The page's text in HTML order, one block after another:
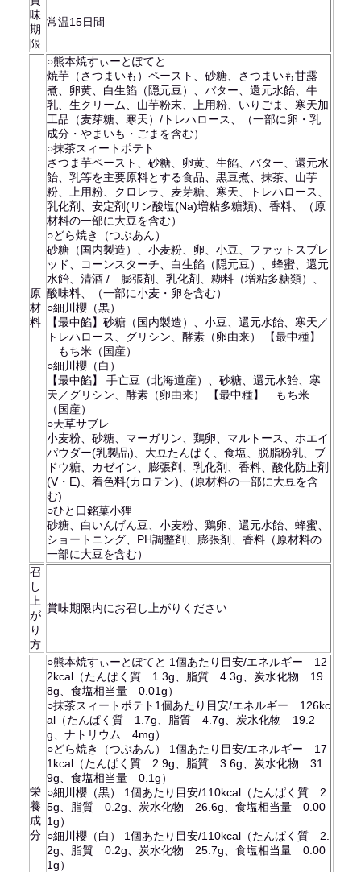
味
期
限
常温15日間
原
材
料
○熊本焼すぃーとぽてと
焼芋（さつまいも）ペースト、砂糖、さつまいも甘露
煮、卵黄、白生餡（隠元豆）、バター、還元水飴、牛
乳、生クリーム、山芋粉末、上用粉、いりごま、寒天加
工品（麦芽糖、寒天）/トレハロース、（一部に卵・乳
成分・やまいも・ごまを含む）
○抹茶スィートポテト
さつま芋ペースト、砂糖、卵黄、生餡、バター、還元水
飴、乳等を主要原料とする食品、黒豆煮、抹茶、山芋
粉、上用粉、クロレラ、麦芽糖、寒天、トレハロース、
乳化剤、安定剤(リン酸塩(Na)増粘多糖類)、香料、（原
材料の一部に大豆を含む）
○どら焼き（つぶあん）
砂糖（国内製造）、小麦粉、卵、小豆、ファットスプレ
ッド、コーンスターチ、白生餡（隠元豆）、蜂蜜、還元
水飴、清酒 / 膨張剤、乳化剤、糊料（増粘多糖類）、
酸味料、（一部に小麦・卵を含む）
○細川櫻（黒）
【最中餡】砂糖（国内製造）、小豆、還元水飴、寒天／
トレハロース、グリシン、酵素（卵由来） 【最中種】
もち米（国産）
○細川櫻（白）
【最中餡】 手亡豆（北海道産）、砂糖、還元水飴、寒
天／グリシン、酵素（卵由来） 【最中種】 もち米
（国産）
○天草サブレ
小麦粉、砂糖、マーガリン、鶏卵、マルトース、ホエイ
パウダー(乳製品)、大豆たんぱく、食塩、脱脂粉乳、ブ
ドウ糖、カゼイン、膨張剤、乳化剤、香料、酸化防止剤
(V・E)、着色料(カロテン)、(原材料の一部に大豆を含
む)
○ひと口銘菓小狸
砂糖、白いんげん豆、小麦粉、鶏卵、還元水飴、蜂蜜、
ショートニング、PH調整剤、膨張剤、香料（原材料の
一部に大豆を含む）
召
し
上
が
り
方
賞味期限内にお召し上がりください
栄
養
成
分
○熊本焼すぃーとぽてと 1個あたり目安/エネルギー 12
2kcal（たんぱく質 1.3g、脂質 4.3g、炭水化物 19.
8g、食塩相当量 0.01g）
○抹茶スィートポテト1個あたり目安/エネルギー 126kc
al（たんぱく質 1.7g、脂質 4.7g、炭水化物 19.2
g、ナトリウム 4mg）
○どら焼き（つぶあん） 1個あたり目安/エネルギー 17
1kcal（たんぱく質 2.9g、脂質 3.6g、炭水化物 31.
9g、食塩相当量 0.1g）
○細川櫻（黒） 1個あたり目安/110kcal（たんぱく質 2.
5g、脂質 0.2g、炭水化物 26.6g、食塩相当量 0.00
1g）
○細川櫻（白） 1個あたり目安/110kcal（たんぱく質 2.
2g、脂質 0.2g、炭水化物 25.7g、食塩相当量 0.00
1g）